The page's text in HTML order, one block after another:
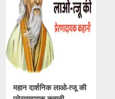
महान दार्शनिक लाओ-त्जू की